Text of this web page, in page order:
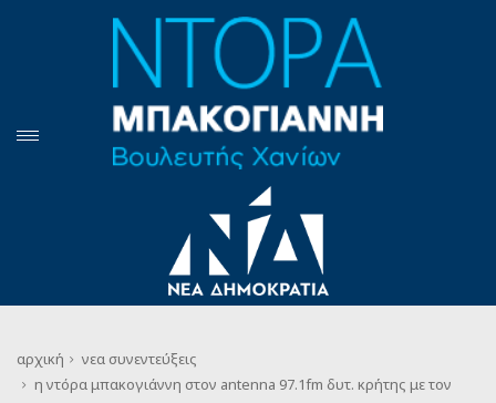
αρχική νεα συνεντεύξεις
η ντόρα μπακογιάννη στον antenna 97.1fm δυτ. κρήτης με τον